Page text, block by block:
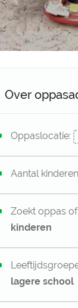
Over
Oppaslocatie:
Aantal
Zoekt oppas
kinderen
lagere school